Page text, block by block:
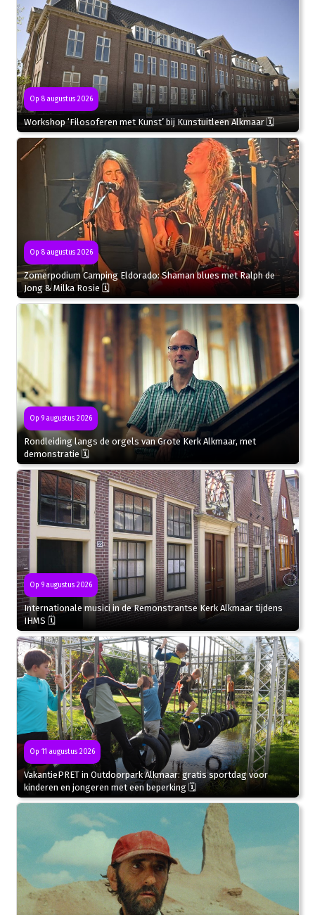
Op 8 augustus 2026
Workshop ‘Filosoferen met Kunst’ bij Kunstuitleen Alkmaar 🗓
Op 8 augustus 2026
Zomerpodium Camping Eldorado: Shaman blues met Ralph de
Jong & Milka Rosie 🗓
Op 9 augustus 2026
Rondleiding langs de orgels van Grote Kerk Alkmaar, met
demonstratie 🗓
Op 9 augustus 2026
Internationale musici in de Remonstrantse Kerk Alkmaar tijdens
IHMS 🗓
Op 11 augustus 2026
VakantiePRET in Outdoorpark Alkmaar: gratis sportdag voor
kinderen en jongeren met een beperking 🗓